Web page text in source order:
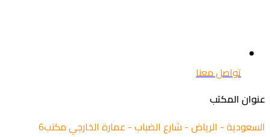
تواصل معنا
المكتب
- الرياض - شارع الضباب - عمارة الخارجي مكتب6